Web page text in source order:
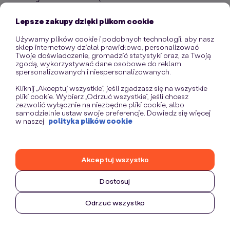
Lepsze zakupy dzięki plikom cookie
Używamy plików cookie i podobnych technologii, aby nasz
sklep internetowy działał prawidłowo, personalizować
Twoje doświadczenie, gromadzić statystyki oraz, za Twoją
zgodą, wykorzystywać dane osobowe do reklam
spersonalizowanych i niespersonalizowanych.
Kliknij „Akceptuj wszystkie”, jeśli zgadzasz się na wszystkie
pliki cookie. Wybierz „Odrzuć wszystkie”, jeśli chcesz
zezwolić wyłącznie na niezbędne pliki cookie, albo
samodzielnie ustaw swoje preferencje. Dowiedz się więcej
w naszej polityka plików cookie
Dostosuj
Odrzuć wszystko
Akceptuj wszystko